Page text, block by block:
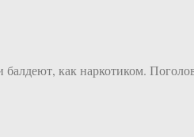
как наркотиком.